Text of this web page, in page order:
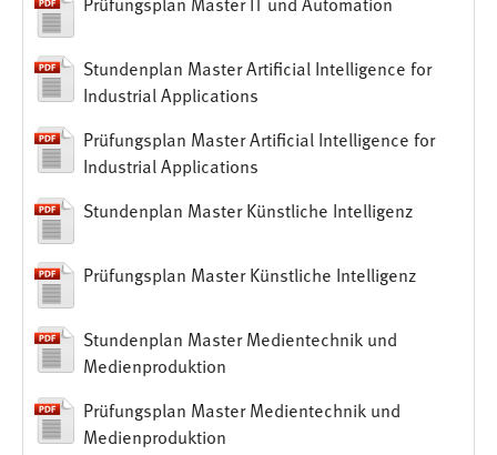
Stundenplan Master Artificial Intelligence for
Industrial Applications
Prüfungsplan Master Artificial Intelligence for
Industrial Applications
Stundenplan Master Künstliche Intelligenz
Prüfungsplan Master Künstliche Intelligenz
Stundenplan Master Medientechnik und
Medienproduktion
Prüfungsplan Master Medientechnik und
Medienproduktion
Zweck:
Cookie Laufzeit:
30 Tage
Chat
Name:
Cookie Laufzeit:
5e9dbeb1811c0446 = Sitzungslaufzeit, mibew_locale = 3
Jahre, MIBEW_UserID = 1 Jahr